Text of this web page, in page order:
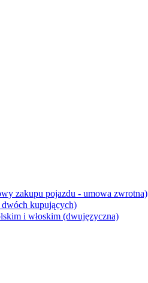
zakupu pojazdu - umowa zwrotna)
kupujących)
i włoskim (dwujęzyczna)